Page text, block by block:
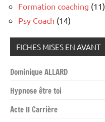
Formation coaching (11)
Psy Coach (14)
FICHES MISES EN AVANT
Dominique ALLARD
Hypnose être toi
Acte II Carrière